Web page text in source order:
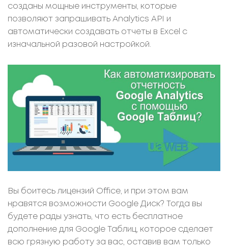
созданы мощные инструменты, которые
позволяют запрашивать Analytics API и
автоматически создавать отчеты в Excel с
изначальной разовой настройкой.
Вы боитесь лицензий Office, и при этом вам
нравятся возможности Google Диск? Тогда вы
будете рады узнать, что есть бесплатное
дополнение для Google Таблиц, которое сделает
всю грязную работу за вас, оставив вам только